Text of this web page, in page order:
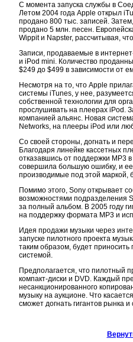
С момента запуска службы в
Летом 2004 года Apple открыл
продано 800 тыс. записей.
продано 5 млн. песен.
Wippit и Napster, рассчитывая,
Записи, продаваемые в
и iPod mini. Количество
$249 до $499 в зависимости от
Несмотря на то, что Apple
системы iTunes, у нее,
собственной технологии для
прослушивать на плеерах iPod.
компанией альянс. Новая
Networks, на плееры iPod или
Со своей стороны, догнать и
Благодаря линейке кассетных
отказавшись от поддержки MP3
совершила большую ошибку, и
производимые под этой маркой,
Помимо этого, Sony открывает
возможностями подразделения
за полный альбом. В 2005 году
на поддержку формата MP3 и
Идея продажи музыки через
запуске пилотного проекта
таким образом, будет
системой.
Предполагается, что пилотный
компакт-диски и DVD. Каждый
несанкционированного
музыку на аукционе. Что
сможет догнать гигантов рынка